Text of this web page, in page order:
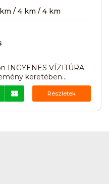
/ 4 km / 4 km
INGYENES VÍZITÚRA
keretében...
Részletek